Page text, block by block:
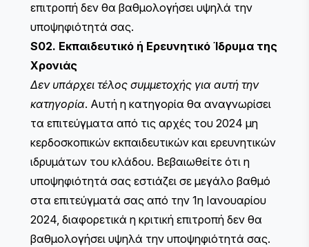
επιτροπή δεν θα βαθμολογήσει υψηλά την
υποψηφιότητά σας.
S02. Εκπαιδευτικό ή Ερευνητικό Ίδρυμα της
Χρονιάς
Δεν υπάρχει τέλος συμμετοχής για αυτή την
κατηγορία. Αυτή η κατηγορία θα αναγνωρίσει
τα επιτεύγματα από τις αρχές του 2024 μη
κερδοσκοπικών εκπαιδευτικών και ερευνητικών
ιδρυμάτων του κλάδου. Βεβαιωθείτε ότι η
υποψηφιότητά σας εστιάζει σε μεγάλο βαθμό
στα επιτεύγματά σας από την 1η Ιανουαρίου
2024, διαφορετικά η κριτική επιτροπή δεν θα
βαθμολογήσει υψηλά την υποψηφιότητά σας.